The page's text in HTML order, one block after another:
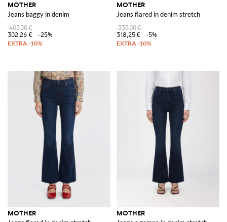
MOTHER
Jeans baggy in denim
403,00 €
302,26 €
-25%
MOTHER
Jeans flared in denim stretch
335,00 €
318,25 €
-5%
MOTHER MOTHER